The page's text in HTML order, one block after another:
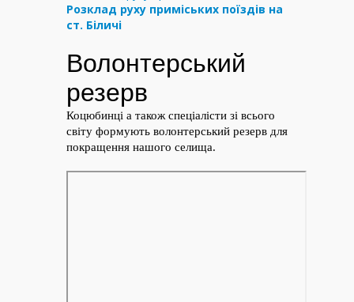
Розклад руху приміських поїздів на
ст. Біличі